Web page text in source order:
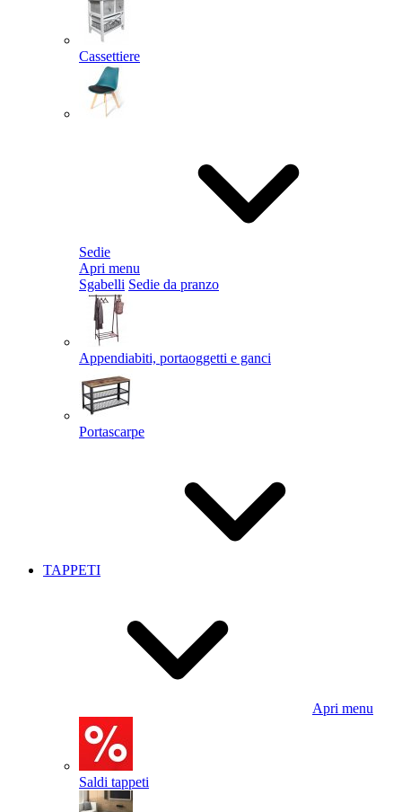
Cassettiere
Sedie
Apri menu
Sgabelli Sedie da pranzo
Appendiabiti, portaoggetti e ganci
Portascarpe
TAPPETI
Apri menu
Saldi tappeti